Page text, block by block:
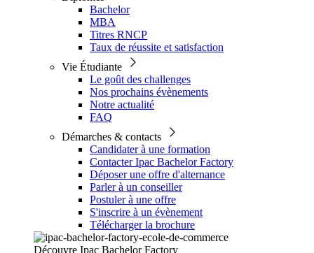
Bachelor
MBA
Titres RNCP
Taux de réussite et satisfaction
Vie Étudiante
Le goût des challenges
Nos prochains évènements
Notre actualité
FAQ
Démarches & contacts
Candidater à une formation
Contacter Ipac Bachelor Factory
Déposer une offre d'alternance
Parler à un conseiller
Postuler à une offre
S'inscrire à un évènement
Télécharger la brochure
Découvre Ipac Bachelor Factory